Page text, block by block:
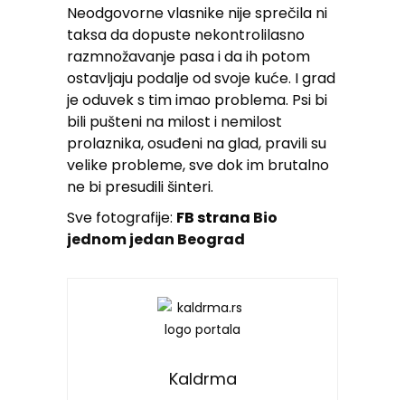
Neodgovorne vlasnike nije sprečila ni
taksa da dopuste nekontrolilasno
razmnožavanje pasa i da ih potom
ostavljaju podalje od svoje kuće. I grad
je oduvek s tim imao problema. Psi bi
bili pušteni na milost i nemilost
prolaznika, osuđeni na glad, pravili su
velike probleme, sve dok im brutalno
ne bi presudili šinteri.
Sve fotografije: FB strana Bio
jednom jedan Beograd
Kaldrma